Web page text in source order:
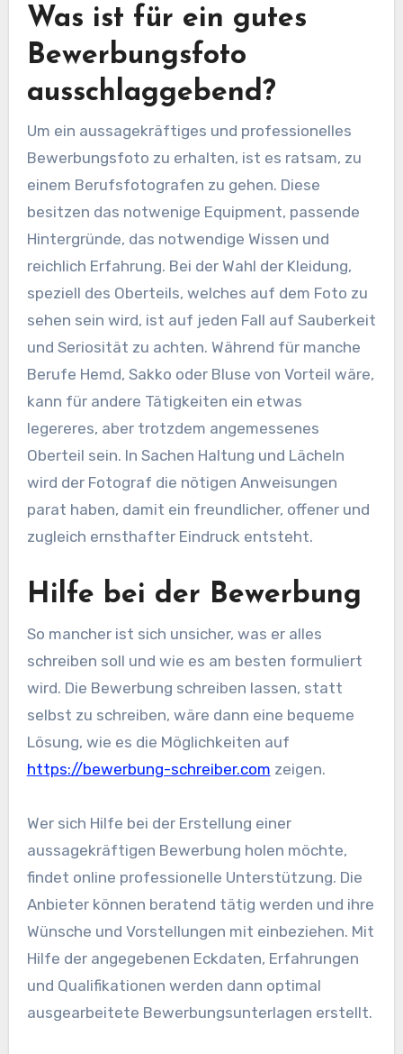
Was ist für ein gutes
Bewerbungsfoto
ausschlaggebend?
Um ein aussagekräftiges und professionelles
Bewerbungsfoto zu erhalten, ist es ratsam, zu
einem Berufsfotografen zu gehen. Diese
besitzen das notwenige Equipment, passende
Hintergründe, das notwendige Wissen und
reichlich Erfahrung. Bei der Wahl der Kleidung,
speziell des Oberteils, welches auf dem Foto zu
sehen sein wird, ist auf jeden Fall auf Sauberkeit
und Seriosität zu achten. Während für manche
Berufe Hemd, Sakko oder Bluse von Vorteil wäre,
kann für andere Tätigkeiten ein etwas
legereres, aber trotzdem angemessenes
Oberteil sein. In Sachen Haltung und Lächeln
wird der Fotograf die nötigen Anweisungen
parat haben, damit ein freundlicher, offener und
zugleich ernsthafter Eindruck entsteht.
Hilfe bei der Bewerbung
So mancher ist sich unsicher, was er alles
schreiben soll und wie es am besten formuliert
wird. Die Bewerbung schreiben lassen, statt
selbst zu schreiben, wäre dann eine bequeme
Lösung, wie es die Möglichkeiten auf
https://bewerbung-schreiber.com zeigen.
Wer sich Hilfe bei der Erstellung einer
aussagekräftigen Bewerbung holen möchte,
findet online professionelle Unterstützung. Die
Anbieter können beratend tätig werden und ihre
Wünsche und Vorstellungen mit einbeziehen. Mit
Hilfe der angegebenen Eckdaten, Erfahrungen
und Qualifikationen werden dann optimal
ausgearbeitete Bewerbungsunterlagen erstellt.